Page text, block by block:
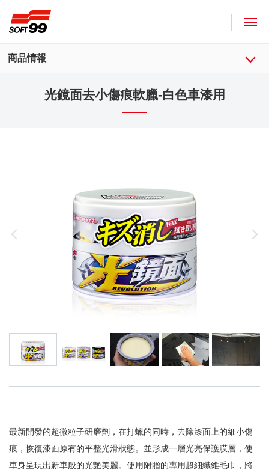
商品情報
光鏡面去小傷痕軟臘-白色車漆用
最新開發的超微粒子研磨劑，在打蠟的同時，去除漆面上的細小傷
痕，恢復漆面原有的平整光滑狀態。並形成一層光亮保護膜層，使
車身呈現出新車般的光艷美麗。使用附贈的專用超細纖維毛巾，將